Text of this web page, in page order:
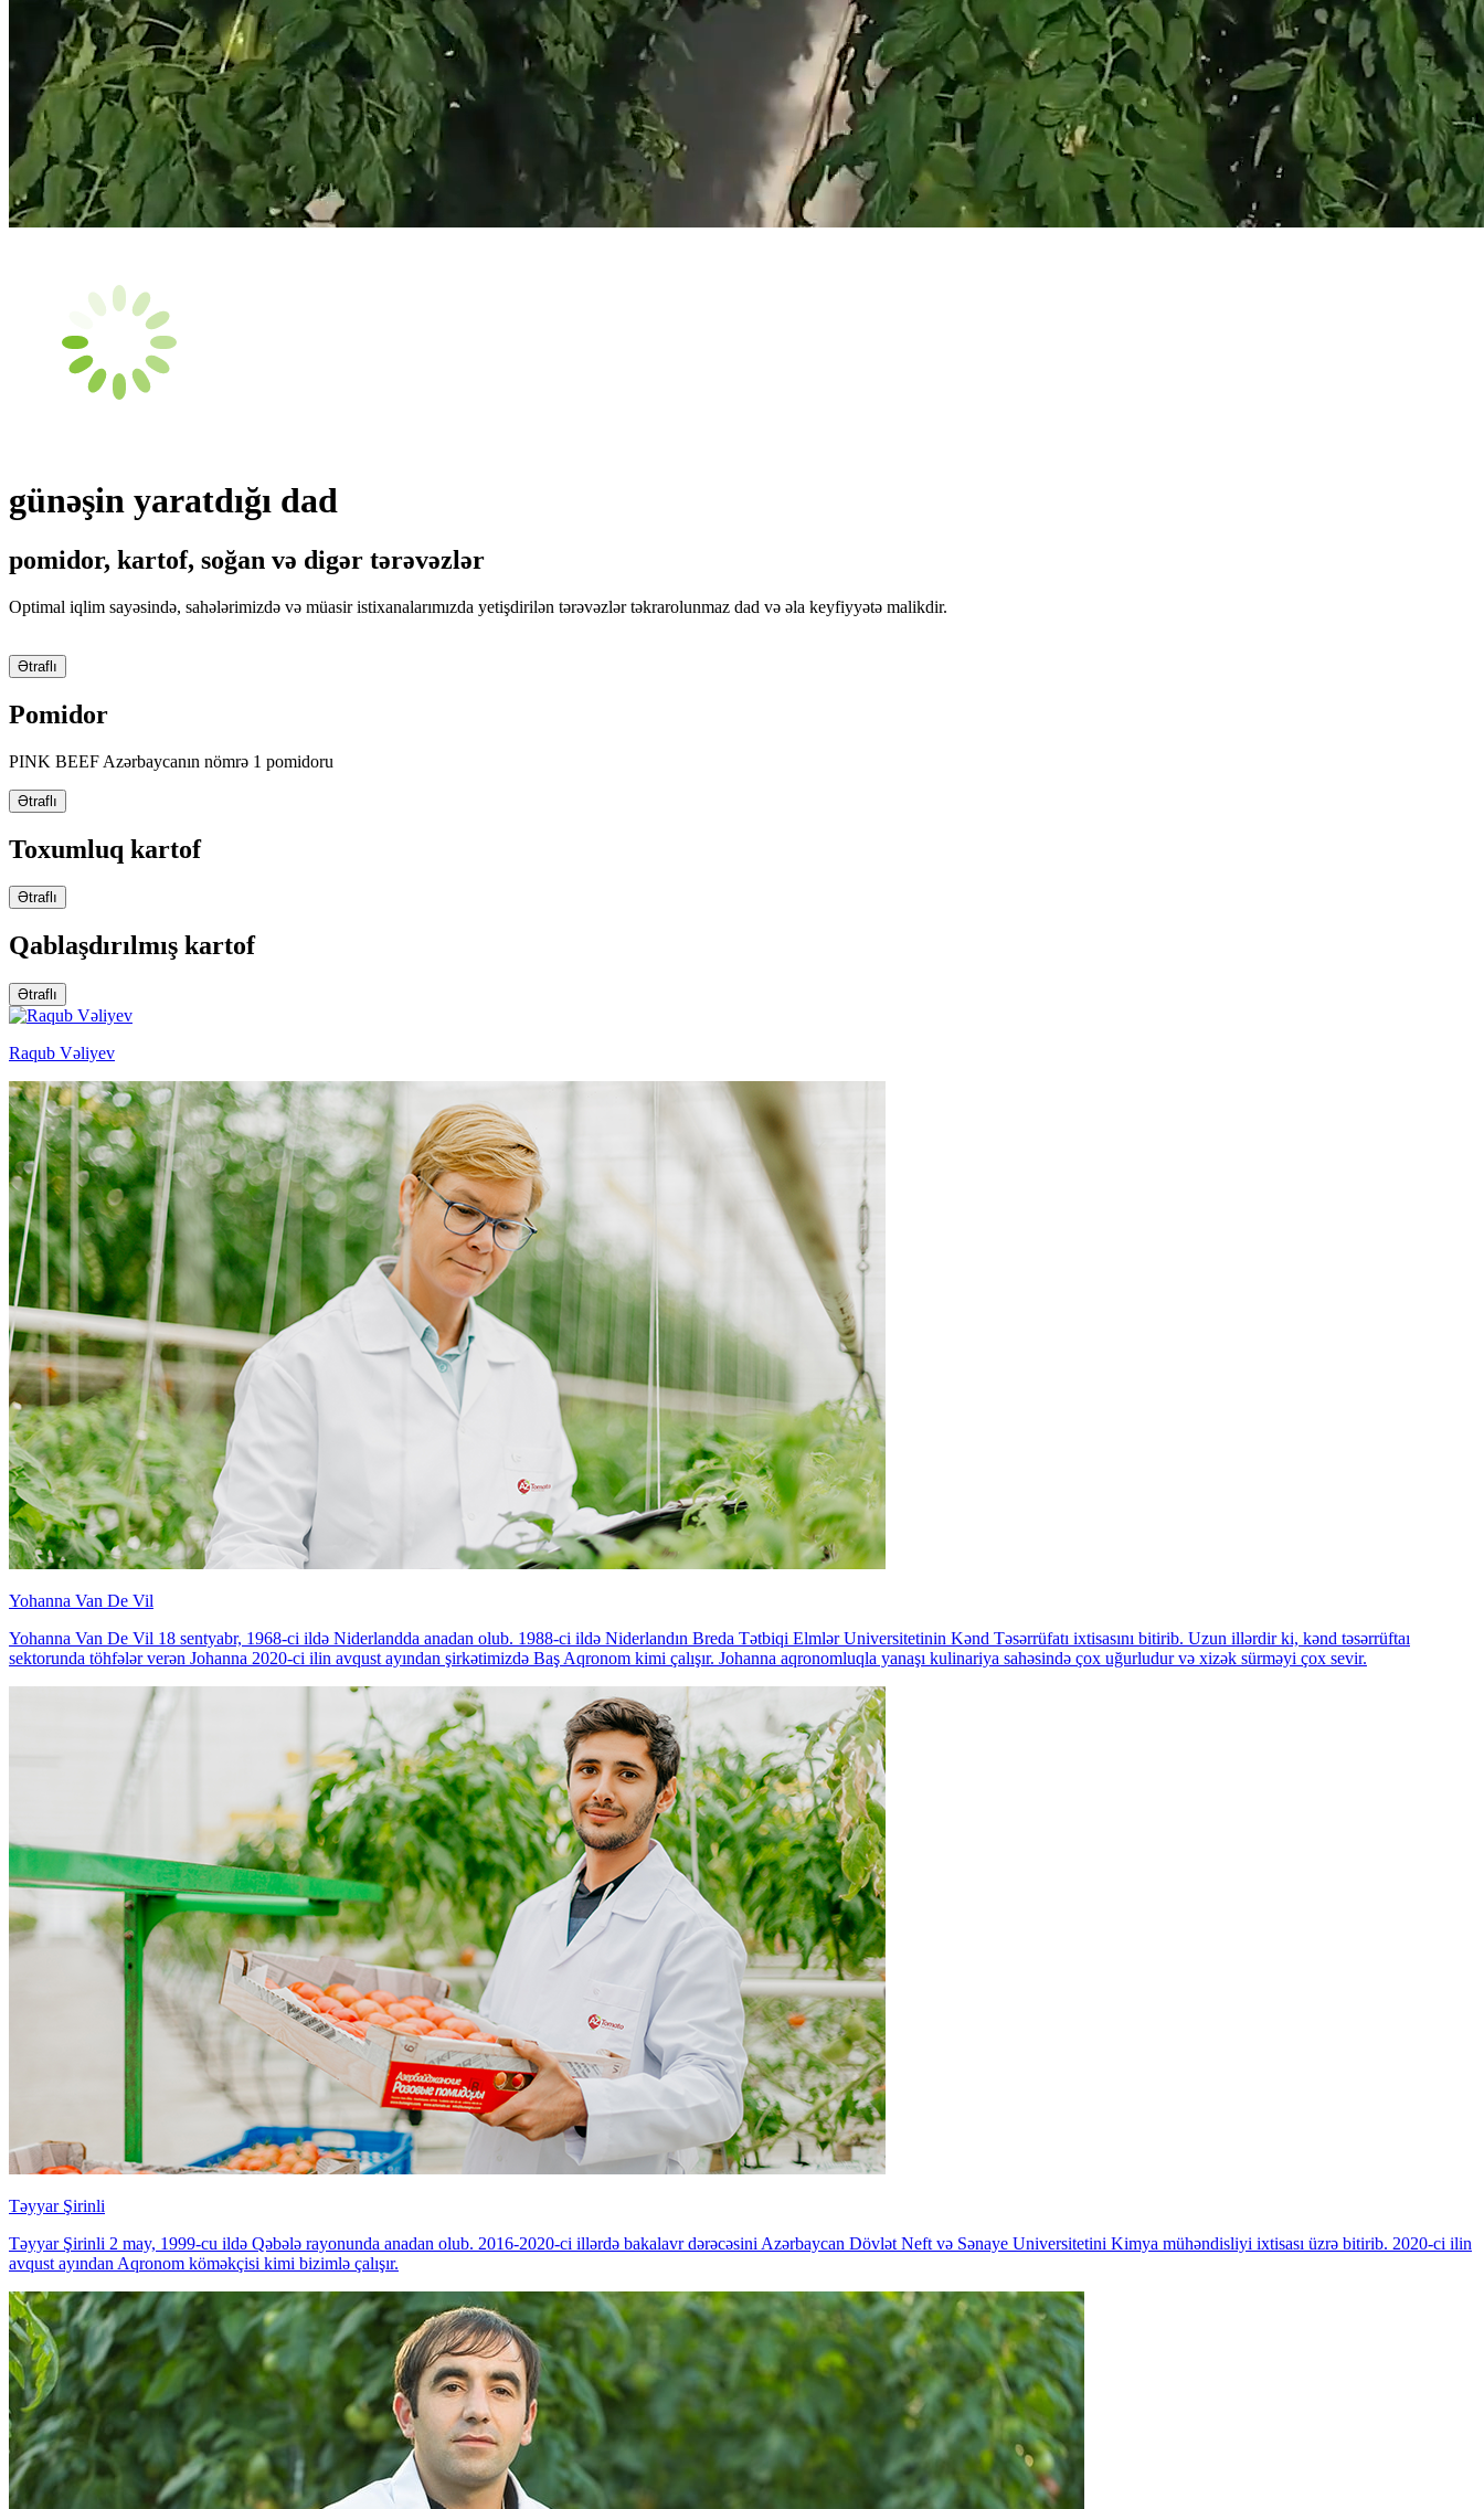
günəşin yaratdığı dad
pomidor, kartof, soğan və digər tərəvəzlər
Optimal iqlim sayəsində, sahələrimizdə və müasir istixanalarımızda yetişdirilən tərəvəzlər təkrarolunmaz dad və əla keyfiyyətə malikdir.
Ətraflı
Pomidor
PINK BEEF Azərbaycanın nömrə 1 pomidoru
Ətraflı
Toxumluq kartof
Ətraflı
Qablaşdırılmış kartof
Ətraflı
Raqub Vəliyev
Yohanna Van De Vil
Yohanna Van De Vil 18 sentyabr, 1968-ci ildə Niderlandda anadan olub. 1988-ci ildə Niderlandın Breda Tətbiqi Elmlər Universitetinin Kənd Təsərrüfatı ixtisasını bitirib. Uzun illərdir ki, kənd təsərrüftaı
sektorunda töhfələr verən Johanna 2020-ci ilin avqust ayından şirkətimizdə Baş Aqronom kimi çalışır. Johanna aqronomluqla yanaşı kulinariya sahəsində çox uğurludur və xizək sürməyi çox sevir.
Təyyar Şirinli
Təyyar Şirinli 2 may, 1999-cu ildə Qəbələ rayonunda anadan olub. 2016-2020-ci illərdə bakalavr dərəcəsini Azərbaycan Dövlət Neft və Sənaye Universitetini Kimya mühəndisliyi ixtisası üzrə bitirib. 2020-ci ilin
avqust ayından Aqronom köməkçisi kimi bizimlə çalışır.